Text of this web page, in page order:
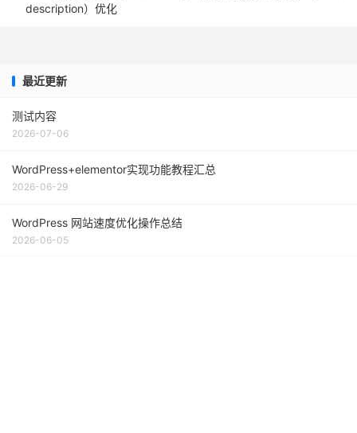
description）优化
最近更新
测试内容
2026-07-06
WordPress+elementor实现功能教程汇总
2026-06-29
WordPress 网站速度优化操作总结
2026-06-05